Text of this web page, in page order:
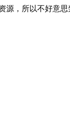
源，所以不好意